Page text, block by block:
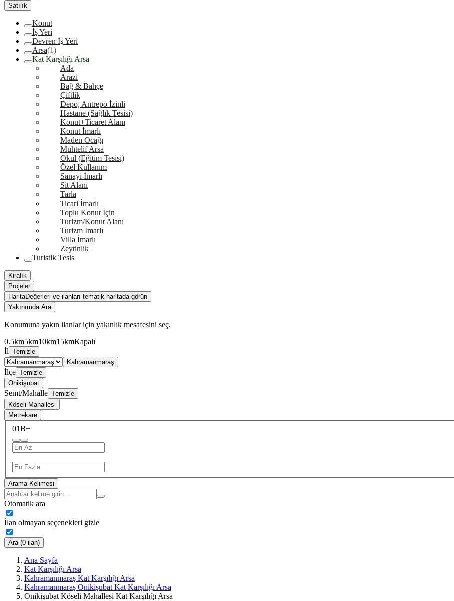
Satılık
Konut
İş Yeri
Devren İş Yeri
Arsa(1)
Kat Karşılığı Arsa
Ada
Arazi
Bağ & Bahçe
Çiftlik
Depo, Antrepo İzinli
Hastane (Sağlık Tesisi)
Konut+Ticaret Alanı
Konut İmarlı
Maden Ocağı
Muhtelif Arsa
Okul (Eğitim Tesisi)
Özel Kullanım
Sanayi İmarlı
Sit Alanı
Tarla
Ticari İmarlı
Toplu Konut İçin
Turizm/Konut Alanı
Turizm İmarlı
Villa İmarlı
Zeytinlik
Turistik Tesis
Kiralık
Projeler
HaritaDeğerleri ve ilanları tematik haritada görün
Yakınımda Ara
Konumuna yakın ilanlar için yakınlık mesafesini seç.
0.5km5km10km15kmKapalı
İl Temizle
Kahramanmaraş
İlçe Temizle
Onikişubat
Semt/Mahalle Temizle
Köseli Mahallesi
Metrekare
01B+
—
Arama Kelimesi
Otomatik ara
İlan olmayan seçenekleri gizle
Ara (0 ilan)
Ana Sayfa
Kat Karşılığı Arsa
Kahramanmaraş Kat Karşılığı Arsa
Kahramanmaraş Onikişubat Kat Karşılığı Arsa
Onikişubat Köseli Mahallesi Kat Karşılığı Arsa